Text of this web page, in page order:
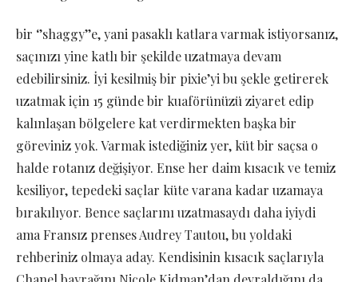
bir ‘’shaggy’’e, yani pasaklı katlara varmak istiyorsanız,
saçınızı yine katlı bir şekilde uzatmaya devam
edebilirsiniz. İyi kesilmiş bir pixie’yi bu şekle getirerek
uzatmak için 15 günde bir kuaförünüzü ziyaret edip
kalınlaşan bölgelere kat verdirmekten başka bir
göreviniz yok. Varmak istediğiniz yer, küt bir saçsa o
halde rotanız değişiyor. Ense her daim kısacık ve temiz
kesiliyor, tepedeki saçlar küte varana kadar uzamaya
bırakılıyor. Bence saçlarını uzatmasaydı daha iyiydi
ama Fransız prenses Audrey Tautou, bu yoldaki
rehberiniz olmaya aday. Kendisinin kısacık saçlarıyla